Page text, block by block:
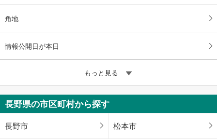
角地
情報公開日が本日
もっと見る
長野県の市区町村から探す
長野市 松本市